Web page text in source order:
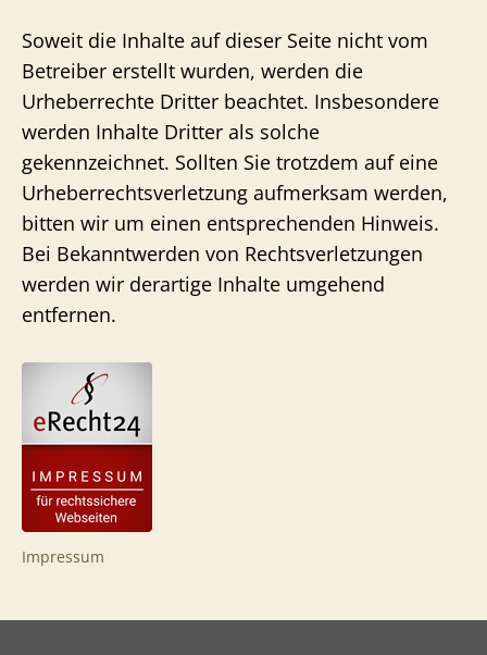
Soweit die Inhalte auf dieser Seite nicht vom
Betreiber erstellt wurden, werden die
Urheberrechte Dritter beachtet. Insbesondere
werden Inhalte Dritter als solche
gekennzeichnet. Sollten Sie trotzdem auf eine
Urheberrechtsverletzung aufmerksam werden,
bitten wir um einen entsprechenden Hinweis.
Bei Bekanntwerden von Rechtsverletzungen
werden wir derartige Inhalte umgehend
entfernen.
Impressum